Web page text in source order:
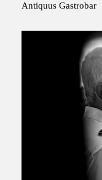
Antiquus Gastrobar